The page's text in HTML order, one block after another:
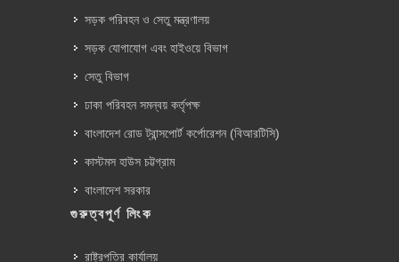
সড়ক পরিবহন ও সেতু মন্ত্রণালয়
সড়ক যোগাযোগ এবং হাইওয়ে বিভাগ
সেতু বিভাগ
ঢাকা পরিবহন সমন্বয় কর্তৃপক্ষ
বাংলাদেশ রোড ট্রান্সপোর্ট কর্পোরেশন (বিআরটিসি)
কাস্টমস হাউস চট্টগ্রাম
বাংলাদেশ সরকার
গুরুত্বপূর্ণ লিংক
রাষ্ট্রপতির কার্যালয়